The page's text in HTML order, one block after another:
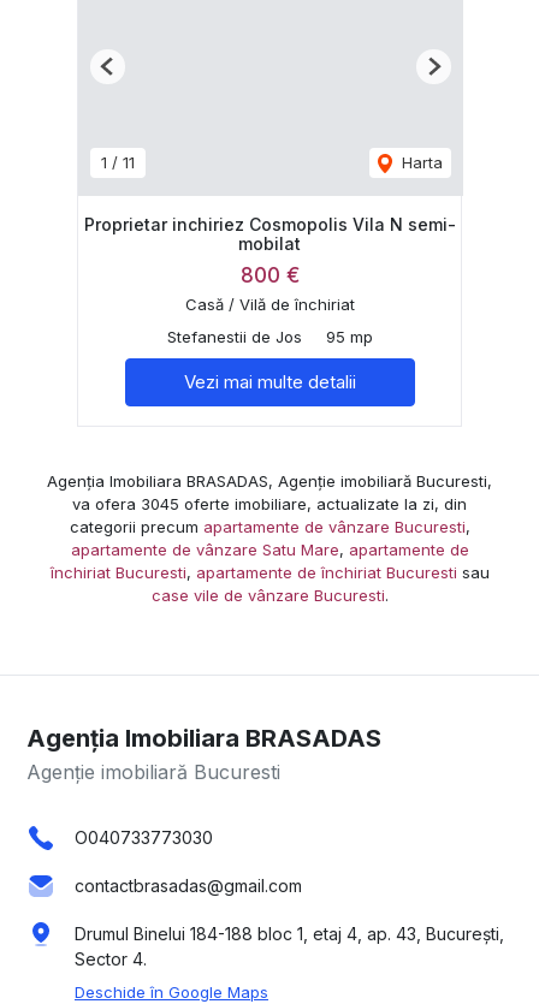
1 / 11 Harta
Previous Next
Proprietar inchiriez Cosmopolis Vila N semi-
mobilat
800 €
Casă / Vilă de închiriat
Stefanestii de Jos
95 mp
Vezi mai multe detalii
Agenția Imobiliara BRASADAS, Agenție imobiliară Bucuresti,
va ofera 3045 oferte imobiliare, actualizate la zi, din
categorii precum apartamente de vânzare Bucuresti,
apartamente de vânzare Satu Mare, apartamente de
închiriat Bucuresti, apartamente de închiriat Bucuresti sau
case vile de vânzare Bucuresti.
Agenția Imobiliara BRASADAS
Agenție imobiliară Bucuresti
O040733773030
contactbrasadas@gmail.com
Drumul Binelui 184-188 bloc 1, etaj 4, ap. 43, București,
Sector 4.
Deschide în Google Maps